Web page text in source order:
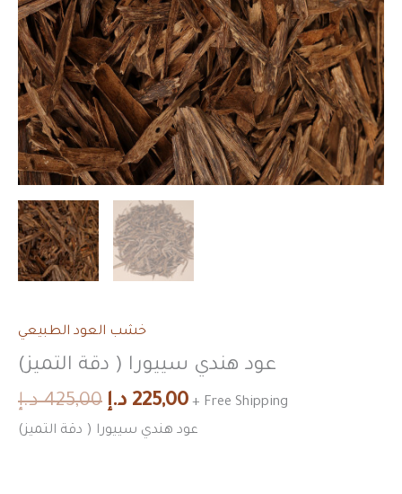
خشب العود الطبيعي
عود هندي سييورا ( دقة التميز)
425,00 د.إ 225,00 د.إ
+ Free Shipping
عود هندي سييورا ( دقة التميز)